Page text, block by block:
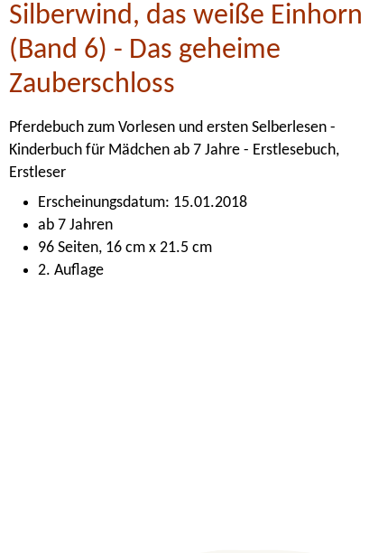
Silberwind, das weiße Einhorn
(Band 6) - Das geheime
Zauberschloss
Pferdebuch zum Vorlesen und ersten Selberlesen -
Kinderbuch für Mädchen ab 7 Jahre - Erstlesebuch,
Erstleser
Erscheinungsdatum: 15.01.2018
ab 7 Jahren
96 Seiten, 16 cm x 21.5 cm
2. Auflage